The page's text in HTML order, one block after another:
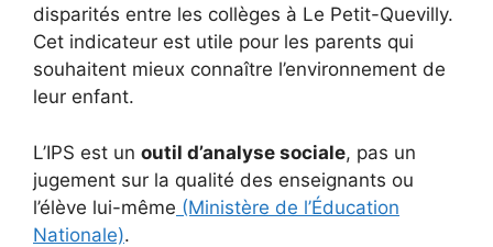
disparités entre les collèges à Le Petit-Quevilly.
Cet indicateur est utile pour les parents qui
souhaitent mieux connaître l’environnement de
leur enfant.
L’IPS est un outil d’analyse sociale, pas un
jugement sur la qualité des enseignants ou
l’élève lui-même (Ministère de l’Éducation
Nationale).